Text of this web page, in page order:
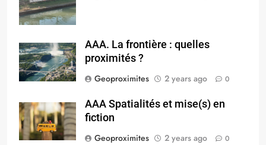
AAA. La frontière : quelles
proximités ?
Geoproximites
2 years ago 0
AAA Spatialités et mise(s) en
fiction
Geoproximites
2 years ago 0